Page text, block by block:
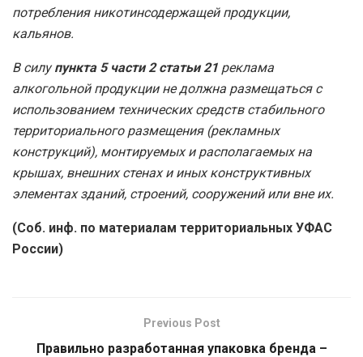
потребления никотинсодержащей продукции,
кальянов.
В силупункта 5 части 2 статьи 21 реклама
алкогольной продукции не должна размещаться с
использованием технических средств стабильного
территориального размещения (рекламных
конструкций), монтируемых и располагаемых на
крышах, внешних стенах и иных конструктивных
элементах зданий, строений, сооружений или вне их.
(Соб. инф. по материалам территориальных УФАС
России)
Previous Post
Правильно разработанная упаковка бренда –